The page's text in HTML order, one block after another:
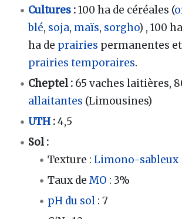
Cultures :100 ha de céréales (
blé, soja, maïs, sorgho) , 100
ha de prairies permanentes et
prairies temporaires.
Cheptel : 65 vaches laitières,
allaitantes (Limousines)
UTH :4,5
Sol :
Texture :Limono-sableux
Taux deMO : 3%
pH du sol : 7